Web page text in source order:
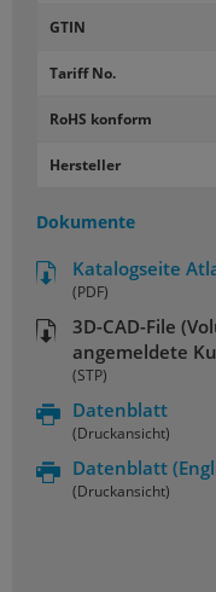
GTIN
Tariff No.
RoHS konform
Hersteller
Dokumente
Katalogseite
(PDF)
3D-CAD-File
angemeldete
(STP)
Datenblatt
(Druckansicht)
Datenblatt
(Druckansicht)